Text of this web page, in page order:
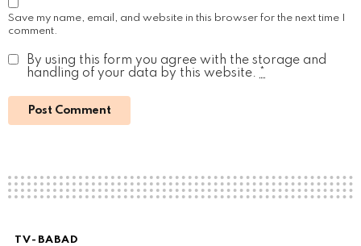
Save my name, email, and website in this browser for the next time I
comment.
By using this form you agree with the storage and
handling of your data by this website. *
TV-BABAD